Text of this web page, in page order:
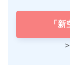
「